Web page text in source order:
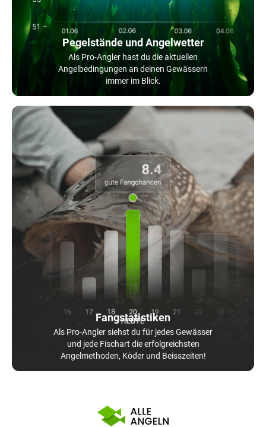
Pegelstände und Angelwetter
Als Pro-Angler hast du die aktuellen
Angelbedingungen an deinen Gewässern
immer im Blick.
Fangstatistiken
Als Pro-Angler siehst du für jedes Gewässer
und jede Fischart die erfolgreichsten
Angelmethoden, Köder und Beisszeiten!